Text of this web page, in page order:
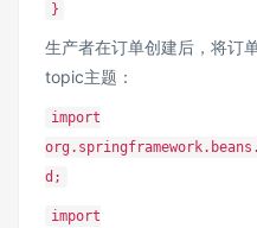
}
生产者在订单创建后，将订
topic主题：
import
d;
import